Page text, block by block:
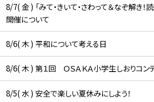
8/7( 金 ) 「みて・きいて・さわって＆なぞ解き！
開催について
8/6( 木 ) 平和について考える日
8/6( 木 ) 第１回 ＯＳＡＫＡ小学生しおりコン
8/5( 水 ) 安全で楽しい夏休みにしよう！